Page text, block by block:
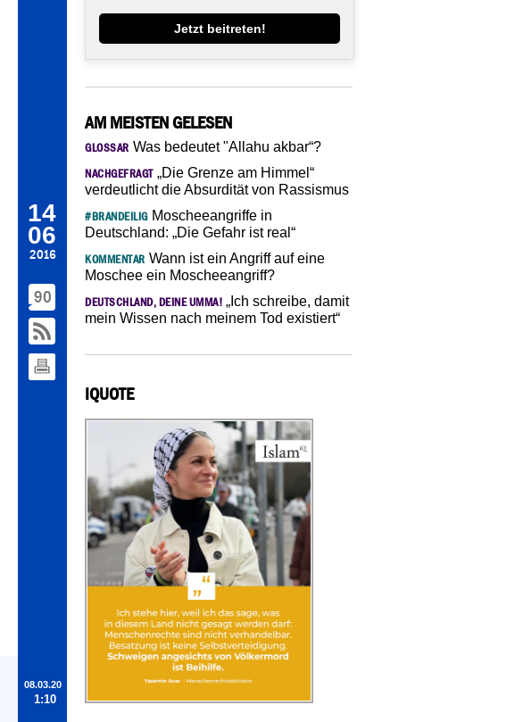
14
06
2016
90
08.03.20
1:10
Jetzt beitreten!
AM MEISTEN GELESEN
GLOSSAR Was bedeutet "Allahu akbar“?
NACHGEFRAGT„Die Grenze am Himmel“
verdeutlicht die Absurdität von Rassismus
#BRANDEILIGMoscheeangriffe in
Deutschland: „Die Gefahr ist real“
KOMMENTAR Wann ist ein Angriff auf eine
Moschee ein Moscheeangriff?
DEUTSCHLAND, DEINE UMMA! „Ich schreibe, damit
mein Wissen nach meinem Tod existiert“
IQUOTE